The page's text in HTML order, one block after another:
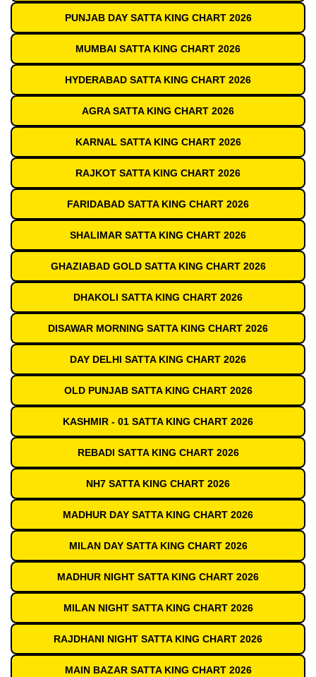
PUNJAB DAY SATTA KING CHART 2026
MUMBAI SATTA KING CHART 2026
HYDERABAD SATTA KING CHART 2026
AGRA SATTA KING CHART 2026
KARNAL SATTA KING CHART 2026
RAJKOT SATTA KING CHART 2026
FARIDABAD SATTA KING CHART 2026
SHALIMAR SATTA KING CHART 2026
GHAZIABAD GOLD SATTA KING CHART 2026
DHAKOLI SATTA KING CHART 2026
DISAWAR MORNING SATTA KING CHART 2026
DAY DELHI SATTA KING CHART 2026
OLD PUNJAB SATTA KING CHART 2026
KASHMIR - 01 SATTA KING CHART 2026
REBADI SATTA KING CHART 2026
NH7 SATTA KING CHART 2026
MADHUR DAY SATTA KING CHART 2026
MILAN DAY SATTA KING CHART 2026
MADHUR NIGHT SATTA KING CHART 2026
MILAN NIGHT SATTA KING CHART 2026
RAJDHANI NIGHT SATTA KING CHART 2026
MAIN BAZAR SATTA KING CHART 2026